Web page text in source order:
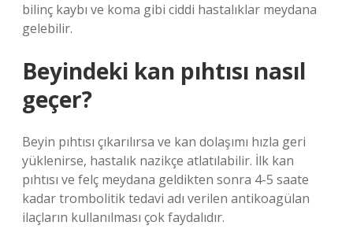
bilinç kaybı ve koma gibi ciddi hastalıklar meydana
gelebilir.
Beyindeki kan pıhtısı nasıl
geçer?
Beyin pıhtısı çıkarılırsa ve kan dolaşımı hızla geri
yüklenirse, hastalık nazikçe atlatılabilir. İlk kan
pıhtısı ve felç meydana geldikten sonra 4-5 saate
kadar trombolitik tedavi adı verilen antikoagülan
ilaçların kullanılması çok faydalıdır.